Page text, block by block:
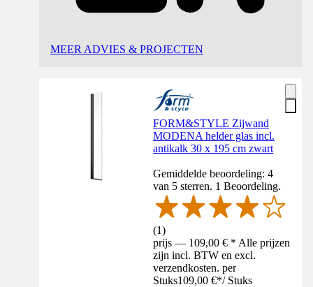
MEER ADVIES & PROJECTEN
FORM&STYLE Zijwand
MODENA helder glas incl.
antikalk 30 x 195 cm zwart
Gemiddelde beoordeling: 4
van 5 sterren. 1 Beoordeling.
(1)
prijs — 109,00 € * Alle prijzen
zijn incl. BTW en excl.
verzendkosten. per
Stuks109,00 €*/ Stuks